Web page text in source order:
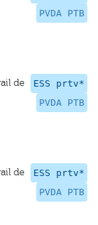
PVDA PTB
ESS prtv*
PVDA PTB
de
ESS prtv*
PVDA PTB
de